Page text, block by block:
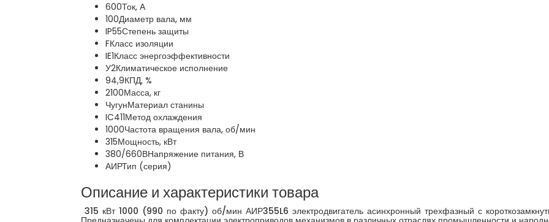
600Ток, А
100Диаметр вала, мм
IP55Степень защиты
FКласс изоляции
IE1Класс энергоэффективности
У2Климатическое исполнение
94,9КПД, %
2100Масса, кг
ЧугунМатериал станины
IC411Метод охлаждения
1000Частота вращения вала, об/мин
315Мощность, кВт
380/660ВНапряжение питания, В
АИРТип (серия)
Описание и характеристики товара
315 кВт 1000 (990 по факту) об/мин АИР355L6 электродвигатель асинхронный трехфазный с